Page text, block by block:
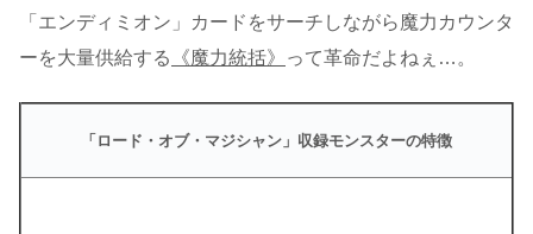
「エンディミオン」カードをサーチしながら魔力カウンタ
ーを大量供給する
《魔力統括》 って革命だよねぇ…。
「ロード・オブ・マジシャン」収録モンスターの特徴